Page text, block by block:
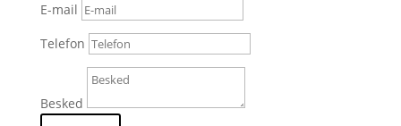
E-mail
Telefon
Besked